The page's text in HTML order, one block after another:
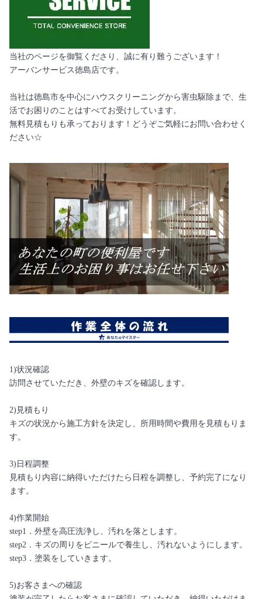
当社のページを御覧くださり、誠に有り難うございます！
アーバンサービス徳島店です。
当社は徳島市を中心にハウスクリーニングから害虫駆除まで、生
活でお困りのことはすべてお受けしています。
無料見積もりも承っております！どうぞご気軽にお問い合わせく
ださい☆
1)状況確認
訪問させていただき、外壁のキズを確認します。
2)見積もり
キズの状況から施工方針を決定し、所用時間や費用を見積もりま
す。
3)日程調整
見積もり内容に納得いただけたら日程を調整し、予約完了になり
ます。
4)作業開始
step1．外壁を高圧洗浄し、汚れを落とします。
step2．キズの周りをビニールで養生し、汚れないようにします。
step3．塗装をしていきます。
5)お客さまへの確認